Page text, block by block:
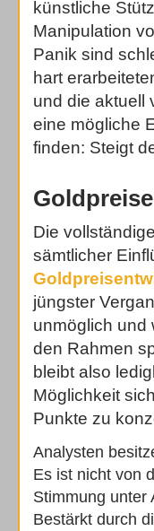
künstliche
Manipulation
Panik sind
hart
und die aktuell
eine mögliche
finden: Steigt
Die
sämtlicher
jüngster
unmöglich und
den Rahmen
bleibt also
Möglichkeit
Punkte zu
Analysten
Es ist nicht von
Stimmung unter
Bestärkt durch